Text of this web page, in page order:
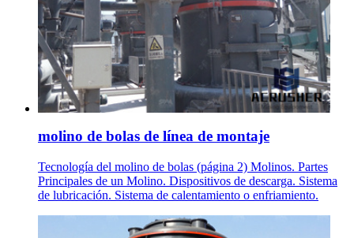
molino de bolas de línea de montaje
Tecnología del molino de bolas (página 2) Molinos. Partes
Principales de un Molino. Dispositivos de descarga. Sistema
de lubricación. Sistema de calentamiento o enfriamiento.